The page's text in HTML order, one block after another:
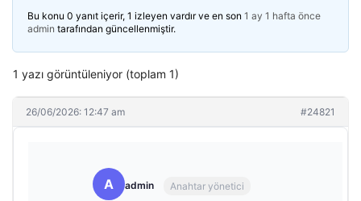
Bu konu 0 yanıt içerir, 1 izleyen vardır ve en son 1 ay 1 hafta önce
admin tarafından güncellenmiştir.
1 yazı görüntüleniyor (toplam 1)
26/06/2026: 12:47 am #24821
A admin Anahtar yönetici